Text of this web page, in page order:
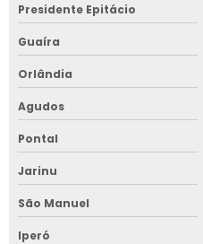
Presidente Epitácio
Guaíra
Orlândia
Agudos
Pontal
Jarinu
São Manuel
Iperó